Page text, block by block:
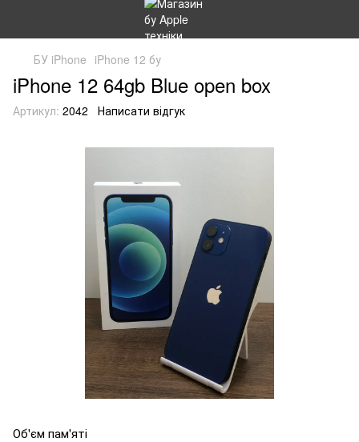
БУ iPhone iPhone 12 бу
iPhone 12 64gb Blue open box
Артикул: 2042 Написати відгук
Об'єм пам'яті